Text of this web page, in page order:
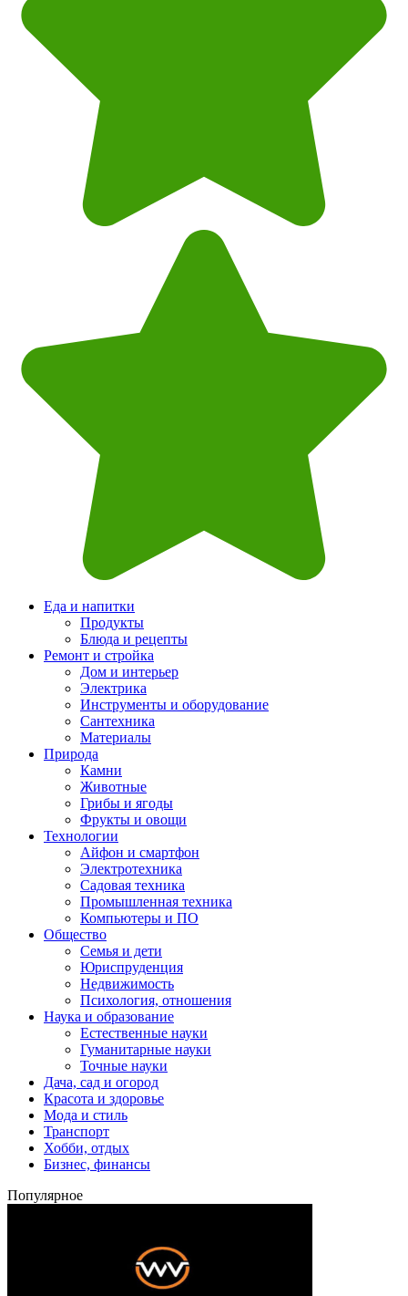
Еда и напитки
Продукты
Блюда и рецепты
Ремонт и стройка
Дом и интерьер
Электрика
Инструменты и оборудование
Сантехника
Материалы
Природа
Камни
Животные
Грибы и ягоды
Фрукты и овощи
Технологии
Айфон и смартфон
Электротехника
Садовая техника
Промышленная техника
Компьютеры и ПО
Общество
Семья и дети
Юриспруденция
Недвижимость
Психология, отношения
Наука и образование
Естественные науки
Гуманитарные науки
Точные науки
Дача, сад и огород
Красота и здоровье
Мода и стиль
Транспорт
Хобби, отдых
Бизнес, финансы
Популярное